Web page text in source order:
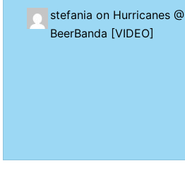
stefania on Hurricanes @
BeerBanda [VIDEO]